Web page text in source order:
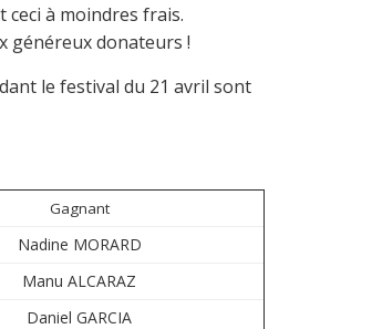
ceci à moindres frais.
généreux donateurs !
le festival du 21 avril sont
Gagnant
Nadine MORARD
Manu ALCARAZ
Daniel GARCIA